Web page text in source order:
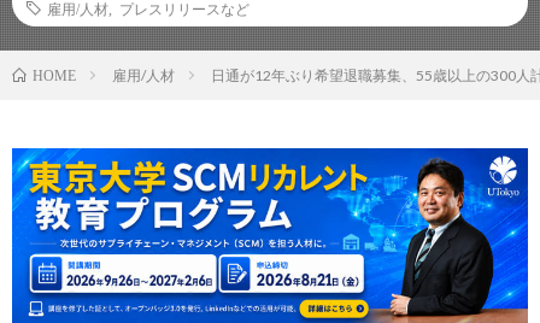
雇用/人材
プレスリリースなど
HOME 雇用/人材 日通が12年ぶり希望退職募集、55歳以上の300人